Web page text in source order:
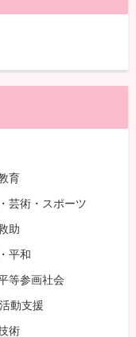
育
芸術・スポーツ
助
平和
等参画社会
動支援
術